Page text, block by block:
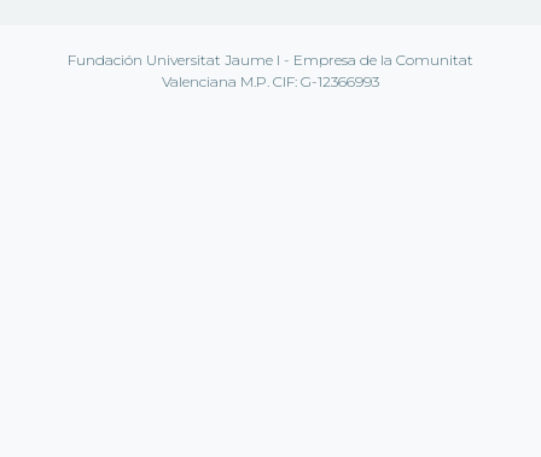
Fundación Universitat Jaume I - Empresa de la Comunitat
Valenciana M.P. CIF: G-12366993